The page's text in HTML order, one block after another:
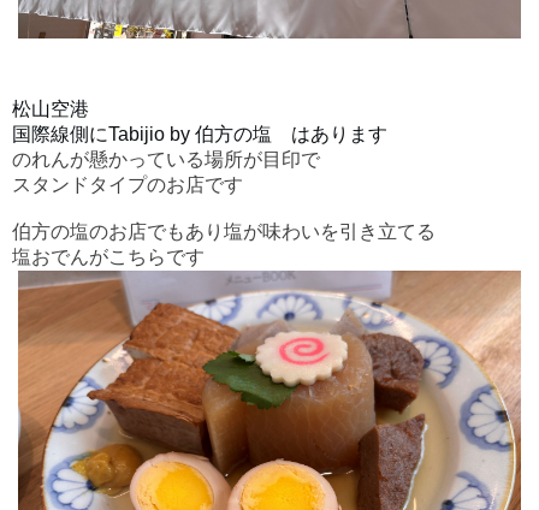
松山空港
国際線側にTabijio by 伯方の塩 はあります
のれんが懸かっている場所が目印で
スタンドタイプのお店です
伯方の塩のお店でもあり塩が味わいを引き立てる
塩おでんがこちらです